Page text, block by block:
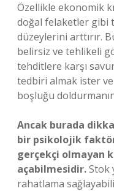
Özellikle ekonomik
doğal felaketler gibi
düzeylerini arttırır.
belirsiz ve tehlikeli
tehditlere karşı
tedbiri almak ister
boşluğu
Ancak burada
bir psikolojik
gerçekçi olmayan
açabilmesidir.Stok
rahatlama